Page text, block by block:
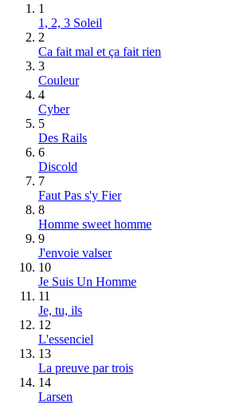
1
1, 2, 3 Soleil
2
Ca fait mal et ça fait rien
3
Couleur
4
Cyber
5
Des Rails
6
Discold
7
Faut Pas s'y Fier
8
Homme sweet homme
9
J'envoie valser
10
Je Suis Un Homme
11
Je, tu, ils
12
L'essenciel
13
La preuve par trois
14
Larsen